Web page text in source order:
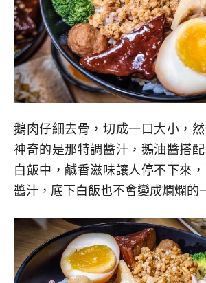
鵝肉仔細去骨，切成一口大小，
神奇的是那特調醬汁，鵝油醬搭
白飯中，鹹香滋味讓人停不下來
醬汁，底下白飯也不會變成爛爛的